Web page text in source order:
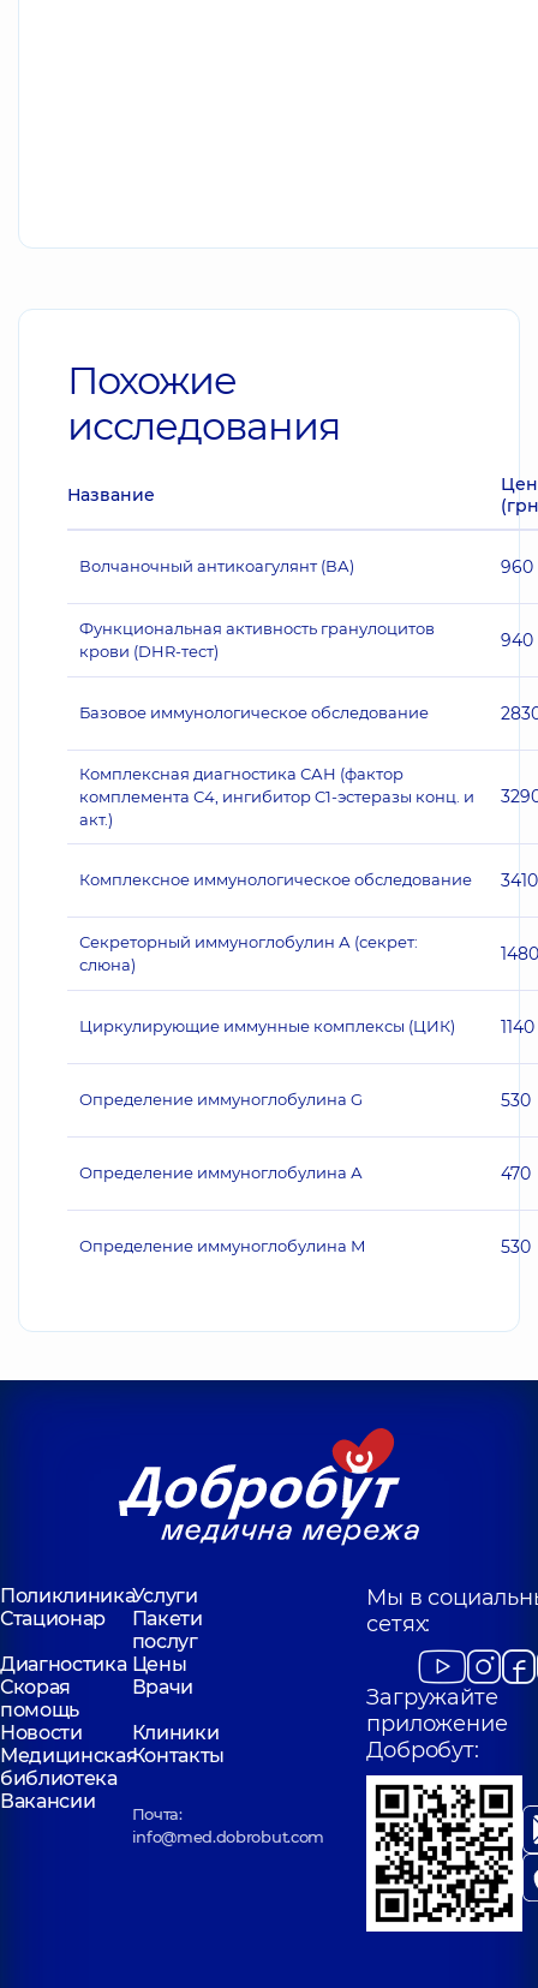
Похожие
исследования
Название
Волчаночный антикоагулянт (ВА) 960
Функциональная активность гранулоцитов
крови (DHR-тест)
940
Базовое иммунологическое обследование
Комплексная диагностика САН (фактор
комплемента С4, ингибитор C1-эстеразы конц. и
акт.)
Комплексное иммунологическое обследование 3410
Секреторный иммуноглобулин А (секрет:
слюна)
1480
Циркулирующие иммунные комплексы (ЦИК) 1140
Определение иммуноглобулина G 530
Определение иммуноглобулина А 470
Определение иммуноглобулина М 530
ПоликлиникаУслуги
Стационар
Пакети
послуг
Диагностика Цены
Скорая
помощь
Врачи
Новости
Клиники
Медицинская
библиотека
Контакты
Вакансии
Почта:
info@med.dobrobut.com
Мы в
сетях:
Загружайте
приложение
Добробут: